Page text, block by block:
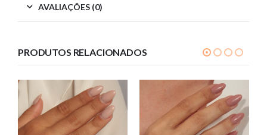
AVALIAÇÕES (0)
PRODUTOS RELACIONADOS